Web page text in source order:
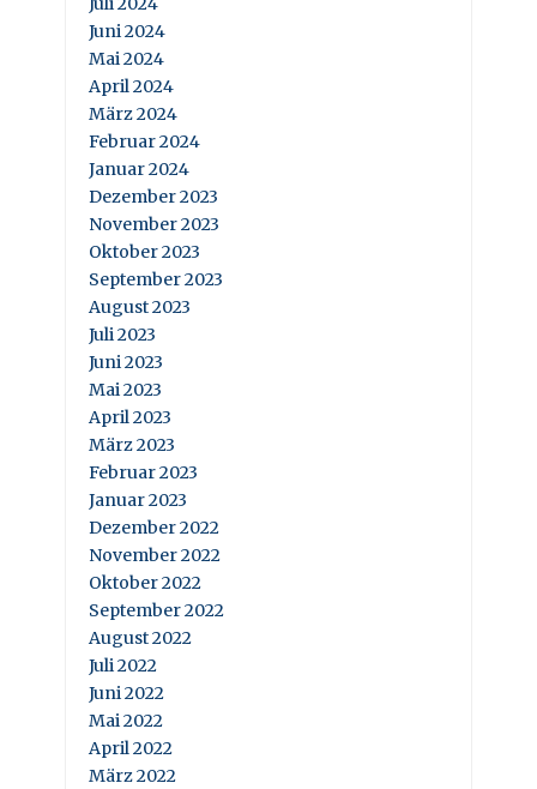
Juni 2024
Mai 2024
April 2024
März 2024
Februar 2024
Januar 2024
Dezember 2023
November 2023
Oktober 2023
September 2023
August 2023
Juli 2023
Juni 2023
Mai 2023
April 2023
März 2023
Februar 2023
Januar 2023
Dezember 2022
November 2022
Oktober 2022
September 2022
August 2022
Juli 2022
Juni 2022
Mai 2022
April 2022
März 2022